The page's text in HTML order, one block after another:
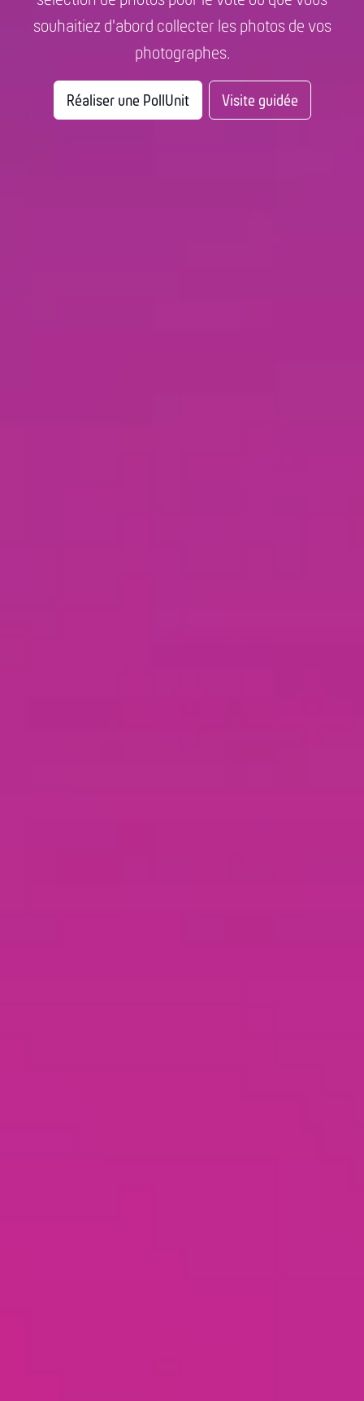
souhaitiez d'abord collecter les photos de vos
photographes.
Réaliser une PollUnit Visite guidée